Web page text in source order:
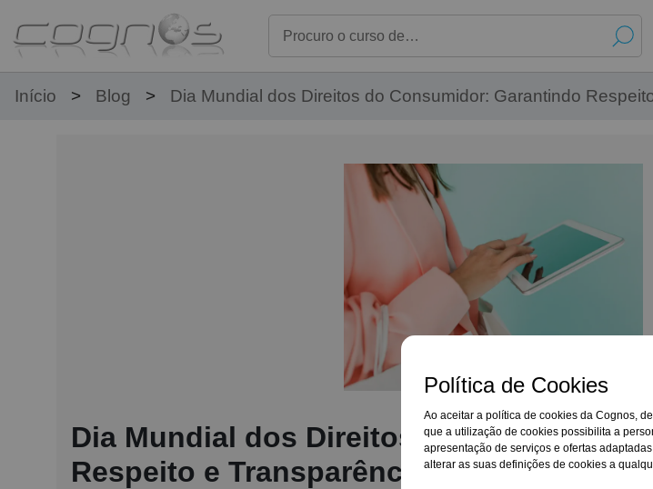
Política de Cookies
Ao aceitar a política de cookies da Cognos,
que a utilização de cookies possibilita a
apresentação de serviços e ofertas
alterar as suas definições de cookies a
Início Blog Dia Mundial dos Direitos do Consumidor: Garantindo
Dia Mundial dos Direitos do Consumidor:
Respeito e Transparência nas Relações